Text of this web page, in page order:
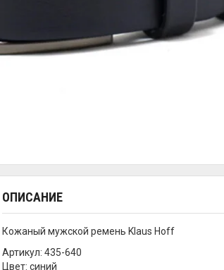
ОПИСАНИЕ
Кожаный мужской ремень Klaus Hoff
Артикул: 435-640
Цвет: синий